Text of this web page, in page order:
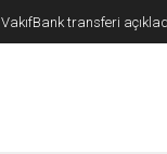
VakıfBank transferi